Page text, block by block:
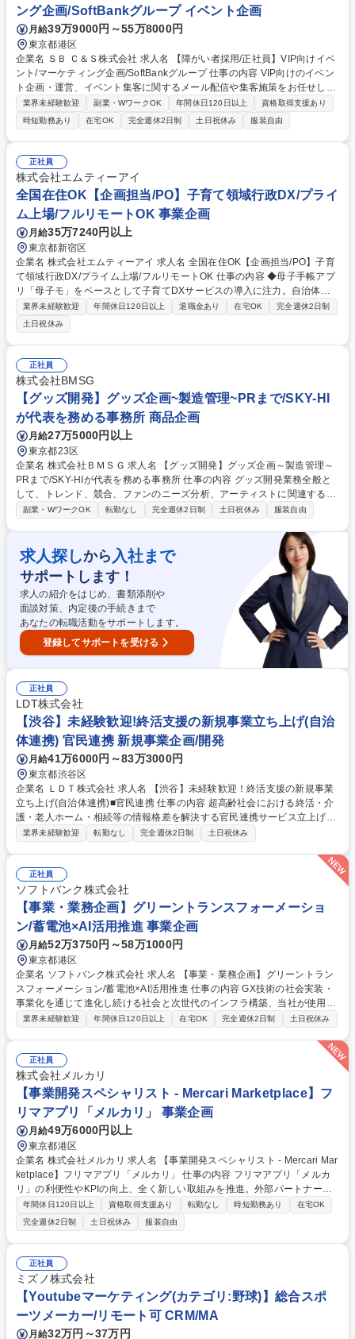
ング企画/SoftBankグループ イベント企画
月給39万9000円～55万8000円
東京都港区
企業名 ＳＢ Ｃ＆Ｓ株式会社 求人名 【障がい者採用/正社員】VIP向けイベ
ント/マーケティング企画/SoftBankグループ 仕事の内容 VIP向けのイベン
ト企画・運営、イベント集客に関するメール配信や集客施策をお任せしま
す。ツール・顧客の関心データ・コンテンツを活用しながら、法人流通事
業全体のデジタルマーケティングを支援する組織です。 ■社内外の各種イ
ベントの企画・運営サポート ■VIPイベントの進行管理 ■イベント当日の運
営・調整※要相談 リスト作成・受付整理 ■関係各所とのコミュニケーショ
ン ※イベント事例：多くの経営層をお招きする大型カンファレンス（年数
回実施）など ※デジタルマーケティングの業務経験もしくは知識ある方
は、デジタルツールをを利用しながら、サイト作成やメール配信、キャン
ペーンの案内など 募集職種 【障がい者採用/正社員】VIP向けイベント/マ
ーケティング企画/SoftBankグループ
業界未経験歓迎 副業・WワークOK 年間休日120日以上
資格取得支援あり
時短勤務あり
在宅OK 完全週休2日制 土日祝休み 服装自由
正社員
株式会社エムティーアイ
全国在住OK【企画担当/PO】子育て領域行政DX/プライ
ム上場/フルリモートOK 事業企画
月給35万7240円以上
東京都新宿区
企業名 株式会社エムティーアイ 求人名 全国在住OK【企画担当/PO】子育
て領域行政DX/プライム上場/フルリモートOK 仕事の内容 ◆母子手帳アプ
リ「母子モ」をベースとして子育てDXサービスの導入に注力。自治体の
提供する子育て事業のデジタル化を推進し、住民の利便性向上・自治体業
務の効率化に貢献。全国への拡販増加に伴う増員募集です！ ▼企画担当
（プロダクトオーナー）の主な役割・業務内容 ・要求整理、仕様策定 ・
開発チームへの指示、品質管理 ・UI/UX案の作成 募集職種 全国在住OK
【企画担当/PO】子育て領域行政DX/プライム上場/フルリモートOK
業界未経験歓迎 年間休日120日以上 退職金あり 在宅OK
完全週休2日制
土日祝休み
正社員
株式会社BMSG
【グッズ開発】グッズ企画~製造管理~PRまで/SKY-HI
が代表を務める事務所 商品企画
月給27万5000円以上
東京都23区
企業名 株式会社ＢＭＳＧ 求人名 【グッズ開発】グッズ企画～製造管理～
PRまで/SKY-HIが代表を務める事務所 仕事の内容 グッズ開発業務全般と
して、トレンド、競合、ファンのニーズ分析、アーティストに関連する商
品（グッズ等）の企画・デザイン・開発、製造業者との連携、在庫管理、
ァンのニーズを分析し、商品（グッズ等）の企画■アーティストに関連す
る商品の企画・デザイン・開発■製造業者との連携、在庫管理、物流の管
理・最適化■商品のコスト計算、販売価格設定、予算管理■オンライン・オ
フライン両方の販売チャネルを活用した販売計画の策定■キャンペーン企
画やプロモーション戦略の立案・実行■商品の品質チェックや改善提案■ベ
ンダーや倉庫との連携、契約管理 など 募集職種 【グッズ開発】グッズ企
画～製造管理～PRまで/SKY-HIが代表を務める事務所
副業・WワークOK 転勤なし 完全週休2日制 土日祝休み 服装自由
求人探しから 入社まで
サポートします！
求人の紹介をはじめ、書類添削や
面談対策、内定後の手続きまで
あなたの転職活動をサポートします。
登録してサポートを受ける
正社員
LDT株式会社
【渋谷】未経験歓迎!終活支援の新規事業立ち上げ(自治
体連携) 官民連携 新規事業企画/開発
月給41万6000円～83万3000円
東京都渋谷区
企業名 ＬＤＴ株式会社 求人名 【渋谷】未経験歓迎！終活支援の新規事業
立ち上げ(自治体連携)■官民連携 仕事の内容 超高齢社会における終活・介
護・老人ホーム・相続等の情報格差を解決する官民連携サービス立上げ。
自治体や地域包括支援センターとの関係構築を通じて、高齢者やそのご家
体・地域包括支援センター・医療機関等に対し、『やさしい終活ハンドブ
ック』の設置・活用提案を行います。終活、介護、老人ホーム、葬儀、相
続、不動産売却などの情報を住民へ届けることで、「どこに相談すればい
いかわからない」という課題を解決。住民サービス向上と自治体の相談対
応負荷軽減の両立を実現します。 【働きやすさ】有給取得率90%以上。1
時間単位で取得できます。 募集職種 【渋谷】未経験歓迎！終活支援の新
規事業立ち上げ(自治体連携)■官民連携
業界未経験歓迎 転勤なし 完全週休2日制 土日祝休み
正社員
ソフトバンク株式会社
【事業・業務企画】グリーントランスフォーメーショ
ン/蓄電池×AI活用推進 事業企画
月給52万3750円～58万1000円
東京都港区
企業名 ソフトバンク株式会社 求人名 【事業・業務企画】グリーントラン
スフォーメーション/蓄電池×AI活用推進 仕事の内容 GX技術の社会実装・
事業化を通じて進化し続ける社会と次世代のインフラ構築、当社が使用す
るカーボンニュートラル電力の調達・最適化の推進をミッションに、GX
や省エネルギーに関する調査・分析・レポート、重要会議体への付議対応
など ■GXに関する戦略および企画の策定・推進業務 ■地方分散データセン
ター向け電力調達の検討 ■エネルギーマネジメント／カーボンニュートラ
ル関連ソリューションのビジネス化推進 ■GXに関する経営層の特命事項対
応■当本部の運営に関わる業務企画と推進■社内外のアライアンス推進 募
集職種 【事業・業務企画】グリーントランスフォーメーション/蓄電池×AI
活用推進
業界未経験歓迎 年間休日120日以上 在宅OK 完全週休2日制 土日祝休み
正社員
株式会社メルカリ
【事業開発スペシャリスト - Mercari Marketplace】フ
リマアプリ「メルカリ」 事業企画
月給49万6000円以上
東京都港区
企業名 株式会社メルカリ 求人名 【事業開発スペシャリスト - Mercari Mar
ketplace】フリマアプリ「メルカリ」 仕事の内容 フリマアプリ「メルカ
リ」の利便性やKPIの向上、全く新しい取組みを推進。外部パートナー企
業との協業・アライアンス締結・交渉業務全般をアグレッシブかつ大胆に
進めていただきます。 企画や外部とのコミュニケーションはもちろん、社
内各部門（開発/デザイン/CS/法務/財務/マーケティング等）との横断的な
連携も重要な役割として担っていただきます。 ■協業に向けた戦略の立
案・実行・推進 ■新規サプライヤーの獲得及び関係構築 ■出資スキームの
設計及び投資先の選定 ■市場調査及び競合分析を通じた事業機会の発掘※
続きは「その他労働条件の備考」へ 募集職種 【事業開発スペシャリスト -
Mercari Marketplace】フリマアプリ「メルカリ」
年間休日120日以上 資格取得支援あり 転勤なし 時短勤務あり
在宅OK
完全週休2日制
土日祝休み 服装自由
正社員
ミズノ株式会社
【Youtubeマーケティング(カテゴリ:野球)】総合スポ
ーツメーカー/リモート可 CRM/MA
月給32万円～37万円